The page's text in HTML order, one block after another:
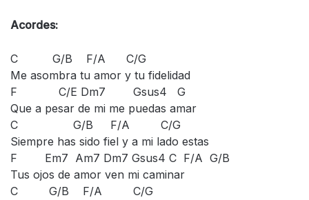
Acordes:
C G/B F/A C/G
Me asombra tu amor y tu fidelidad
F C/E Dm7 Gsus4 G
Que a pesar de mi me puedas amar
C G/B F/A C/G
Siempre has sido fiel y a mi lado estas
F Em7 Am7 Dm7 Gsus4 C F/A G/B
Tus ojos de amor ven mi caminar
C G/B F/A C/G